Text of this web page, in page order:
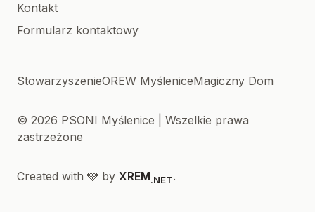
Kontakt
Formularz kontaktowy
StowarzyszenieOREW MyśleniceMagiczny Dom
© 2026 PSONI Myślenice | Wszelkie prawa
zastrzeżone
Created with 🩶 by XREM.NET.